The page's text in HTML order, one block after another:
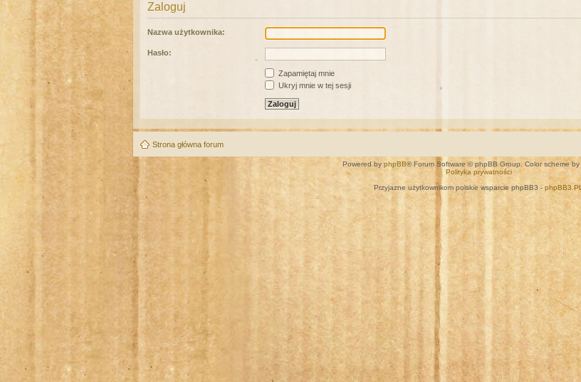
Zaloguj
Nazwa użytkownika:
Hasło:
Zapamiętaj mnie
Ukryj mnie w tej sesji
Strona główna forum
Powered by phpBB® Forum Software © phpBB Group. Color scheme by
Polityka prywatności
Przyjazne użytkownikom polskie wsparcie phpBB3 - phpBB3.PL